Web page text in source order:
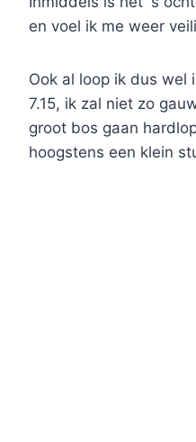
en voel ik me weer
Ook al loop ik dus wel
7.15, ik zal niet zo
groot bos gaan
hoogstens een klein